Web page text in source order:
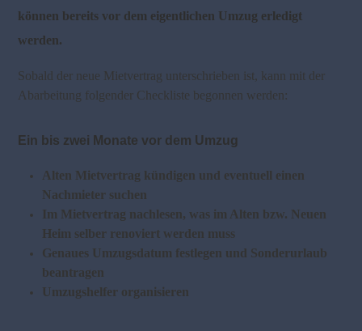
können bereits vor dem eigentlichen Umzug erledigt
werden.
Sobald der neue Mietvertrag unterschrieben ist, kann mit der
Abarbeitung folgender Checkliste begonnen werden:
Ein bis zwei Monate vor dem Umzug
Alten Mietvertrag kündigen und eventuell einen
Nachmieter suchen
Im Mietvertrag nachlesen, was im Alten bzw. Neuen
Heim selber renoviert werden muss
Genaues Umzugsdatum festlegen und Sonderurlaub
beantragen
Umzugshelfer organisieren